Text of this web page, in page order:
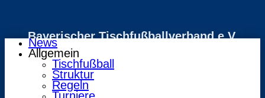
Bayerischer Tischfußballverband e.V.
News
Allgemein
Tischfußball
Struktur
Regeln